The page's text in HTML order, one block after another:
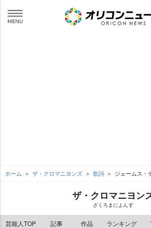
ホーム ザ・クロマニヨンズ 歌詞 ジェームス・
ザ・クロマニヨン
ざくろまによんず
芸能人TOP 記事 作品 ランキング